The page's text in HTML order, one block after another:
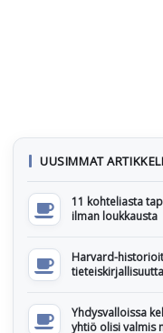
UUSIMMAT
11 kohteliasta
ilman loukkausta
Harvard-
Yhdysvalloissa
yhtiö olisi valmis